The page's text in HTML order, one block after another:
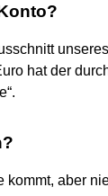
hat der
kommt, aber